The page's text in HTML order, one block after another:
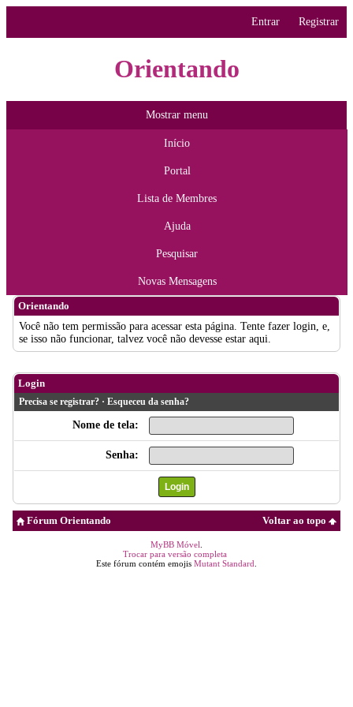
Entrar Registrar
Orientando
Mostrar menu
Início
Portal
Lista de Membres
Ajuda
Pesquisar
Novas Mensagens
Orientando
Você não tem permissão para acessar esta página. Tente fazer login, e,
se isso não funcionar, talvez você não devesse estar aqui.
Login
Precisa se registrar? · Esqueceu da senha?
Nome de tela:
Senha:
Voltar ao topo
Fórum Orientando
MyBB Móvel
Trocar para versão completa
Este fórum contém emojis Mutant Standard